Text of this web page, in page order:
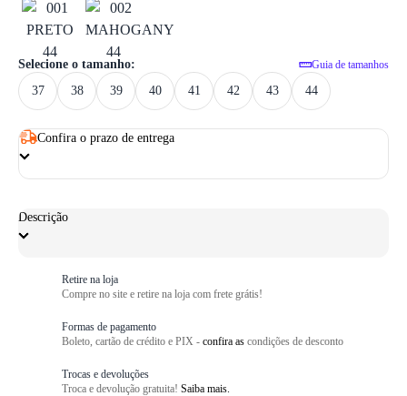
Selecione o tamanho: Guia de tamanhos
37 38 39 40 41 42 43 44
Confira o prazo de entrega
Descrição
Retire na loja
Compre no site e retire na loja com frete grátis!
Formas de pagamento
Boleto, cartão de crédito e PIX - confira as condições de desconto
Trocas e devoluções
Troca e devolução gratuita! Saiba mais.